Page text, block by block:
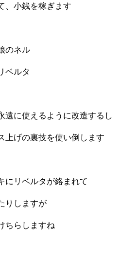
、小銭を稼ぎます
のネル
ベルタ
遠に使えるように改造するし
上げの裏技を使い倒します
にリベルタが絡まれて
りしますが
ちらしますね